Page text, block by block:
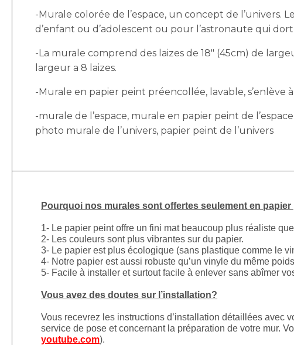
-Murale colorée de l’espace, un concept de
d’enfant ou d’adolescent ou pour l’astronaute qui
-La murale comprend des laizes de 18″ (45cm) de
largeur a 8 laizes.
-Murale en papier peint préencollée, lavable, s’enlève
-murale de l’espace, murale en papier peint de
photo murale de l’univers, papier peint de l’univers
Pourquoi nos murales sont offertes seulement en
1- Le papier peint offre un fini mat beaucoup plus réaliste
2- Les couleurs sont plus vibrantes sur du papier.
3- Le papier est plus écologique (sans plastique comme le
4- Notre papier est aussi robuste qu’un vinyle du même
5- Facile à installer et surtout facile à enlever sans abîmer
Vous avez des doutes sur l’installation?
Vous recevrez les instructions d’installation détaillées avec
service de pose et concernant la préparation de votre mur.
youtube.com).